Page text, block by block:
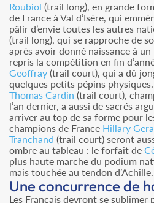
Roubiol (trail long), en grande
de France à Val d’Isère, qui
pâlir d’envie toutes les autres
(trail long), qui se rapproche de
après avoir donné naissance à
repris la compétition en fin
Geoffray (trail court), qui a dû
quelques petits pépins physiques.
Thomas Cardin (trail court),
l’an dernier, a aussi de sacrés
arriver au top de sa forme pour
champions de France Hillary
Tranchand (trail court) seront
ombre au tableau : le forfait de
plus haute marche du podium
mais touchée au tendon d’Achille.
Une concurrence de
Les Français devront se sublimer